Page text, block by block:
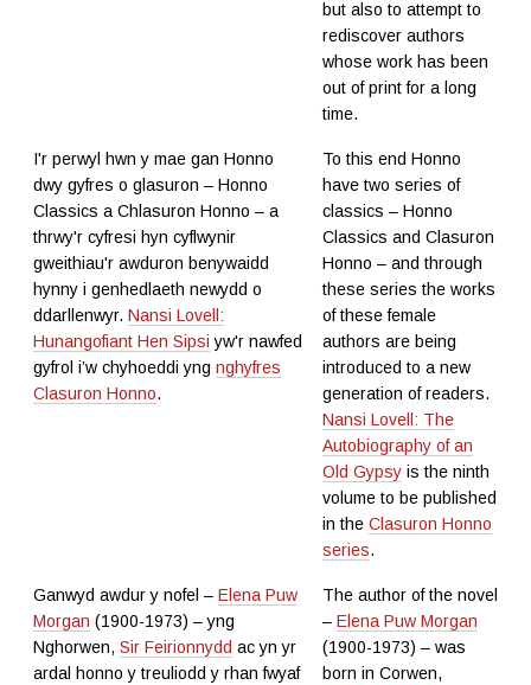
but also to attempt to
rediscover authors
whose work has been
out of print for a long
time.
I'r perwyl hwn y mae gan Honno
dwy gyfres o glasuron – Honno
Classics a Chlasuron Honno – a
thrwy'r cyfresi hyn cyflwynir
gweithiau'r awduron benywaidd
hynny i genhedlaeth newydd o
ddarllenwyr. Nansi Lovell:
Hunangofiant Hen Sipsi yw'r nawfed
gyfrol i’w chyhoeddi yng nghyfres
Clasuron Honno.
To this end Honno
have two series of
classics – Honno
Classics and Clasuron
Honno – and through
these series the works
of these female
authors are being
introduced to a new
generation of readers.
Nansi Lovell: The
Autobiography of an
Old Gypsy is the ninth
volume to be published
in the Clasuron Honno
series.
Ganwyd awdur y nofel – Elena Puw
Morgan (1900-1973) – yng
Nghorwen, Sir Feirionnydd ac yn yr
ardal honno y treuliodd y rhan fwyaf
The author of the novel
– Elena Puw Morgan
(1900-1973) – was
born in Corwen,